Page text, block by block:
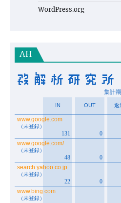
WordPress.org
AH